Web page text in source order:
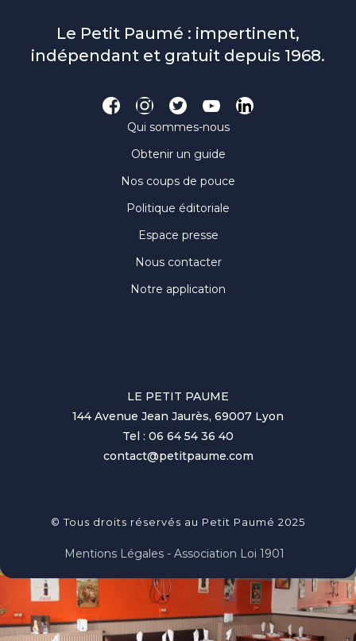
Le Petit Paumé : impertinent,
indépendant et gratuit depuis 1968.
Qui sommes-nous
Obtenir un guide
Nos coups de pouce
Politique éditoriale
Espace presse
Nous contacter
Notre application
LE PETIT PAUME
144 Avenue Jean Jaurès, 69007 Lyon
Tel : 06 64 54 36 40
contact@petitpaume.com
© Tous droits réservés au Petit Paumé 2025
Mentions Légales - Association Loi 1901